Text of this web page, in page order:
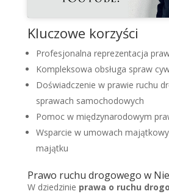
Kluczowe korzyści
Profesjonalna reprezentacja
Kompleksowa obsługa spraw
Doświadczenie w prawie ruchu
sprawach samochodowych
Pomoc w międzynarodowym
Wsparcie w umowach
majątku
Prawo ruchu drogowego w
W dziedzinie prawa o ruchu